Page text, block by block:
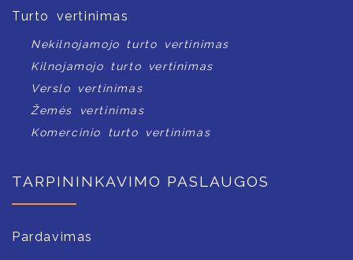
Turto vertinimas
Nekilnojamojo turto vertinimas
Kilnojamojo turto vertinimas
Verslo vertinimas
Žemės vertinimas
Komercinio turto vertinimas
TARPININKAVIMO PASLAUGOS
Pardavimas